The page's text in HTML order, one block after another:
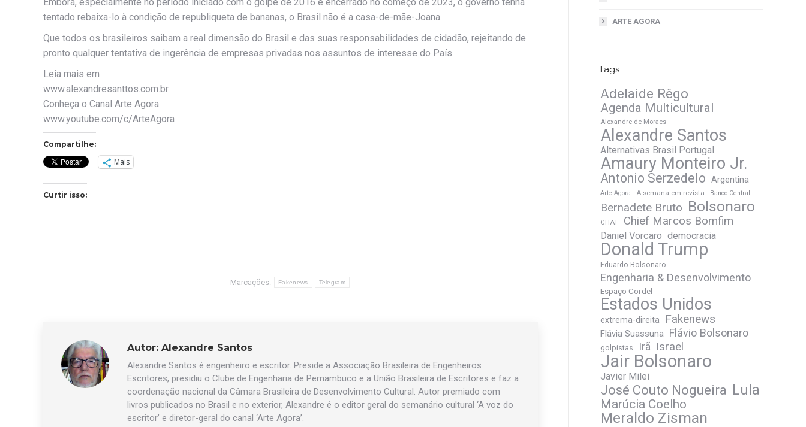
tentado rebaixa-lo à condição de republiqueta de bananas, o Brasil não é a casa-de-mãe-Joana.
Que todos os brasileiros saibam a real dimensão do Brasil e das suas responsabilidades de cidadão, rejeitando de
pronto qualquer tentativa de ingerência de empresas privadas nos assuntos de interesse do País.
Leia mais em
www.alexandresanttos.com.br
Conheça o Canal Arte Agora
www.youtube.com/c/ArteAgora
Compartilhe:
Mais
Curtir isso:
Marcações: Fakenews Telegram
Autor: Alexandre Santos
Alexandre Santos é engenheiro e escritor. Preside a Associação Brasileira de Engenheiros
Escritores, presidiu o Clube de Engenharia de Pernambuco e a União Brasileira de Escritores e faz a
coordenação nacional da Câmara Brasileira de Desenvolvimento Cultural. Autor premiado com
livros publicados no Brasil e no exterior, Alexandre é o editor geral do semanário cultural ‘A voz do
escritor’ e diretor-geral do canal ‘Arte Agora’.
ARTE AGORA
Tags
Adelaide Rêgo
Agenda Multicultural
Alexandre de Moraes
Alexandre Santos
Alternativas Brasil Portugal
Amaury Monteiro Jr.
Antonio Serzedelo Argentina
Arte Agora A semana em revista Banco Central
Bernadete Bruto Bolsonaro
CHAT Chief Marcos Bomfim
Daniel Vorcaro democracia
Donald Trump
Eduardo Bolsonaro
Engenharia & Desenvolvimento
Espaço Cordel
Estados Unidos
extrema-direita Fakenews
Flávia Suassuna Flávio Bolsonaro
golpistas Irã Israel
Jair Bolsonaro
Javier Milei
José Couto Nogueira Lula
Marúcia Coelho
Meraldo Zisman